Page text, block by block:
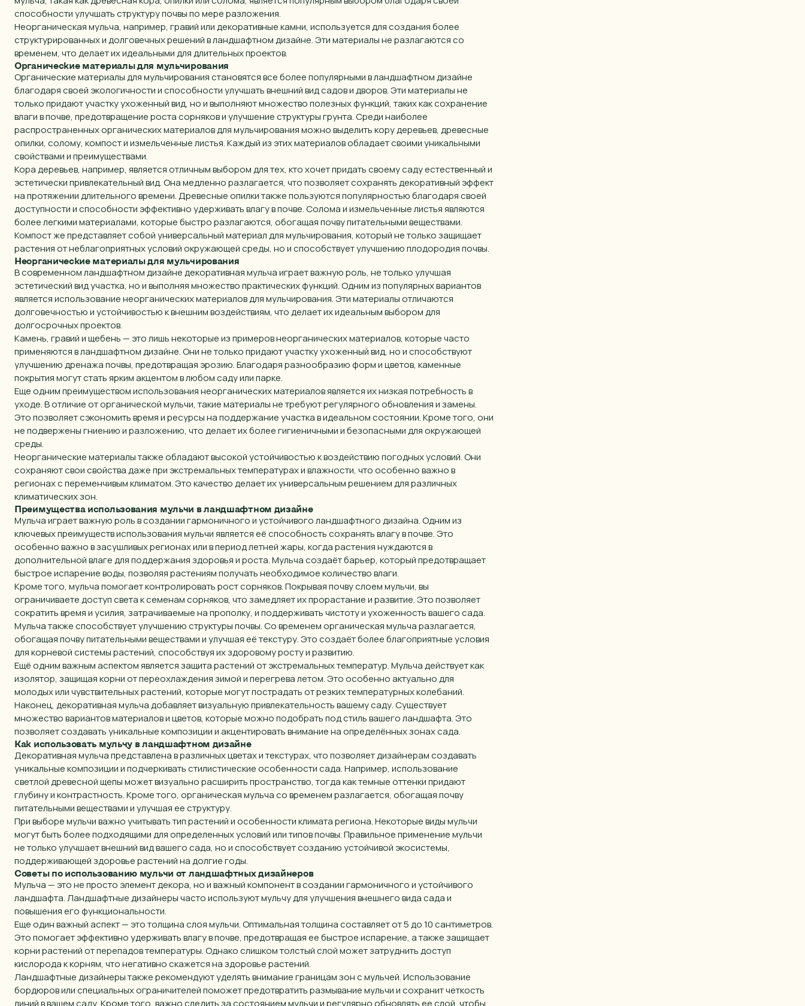
способности улучшать структуру почвы по мере разложения.
Неорганическая мульча, например, гравий или декоративные камни, используется для создания более
структурированных и долговечных решений в ландшафтном дизайне. Эти материалы не разлагаются со
временем, что делает их идеальными для длительных проектов.
Органические материалы для мульчирования
Органические материалы для мульчирования становятся все более популярными в ландшафтном дизайне
благодаря своей экологичности и способности улучшать внешний вид садов и дворов. Эти материалы не
только придают участку ухоженный вид, но и выполняют множество полезных функций, таких как сохранение
влаги в почве, предотвращение роста сорняков и улучшение структуры грунта. Среди наиболее
распространенных органических материалов для мульчирования можно выделить кору деревьев, древесные
опилки, солому, компост и измельченные листья. Каждый из этих материалов обладает своими уникальными
свойствами и преимуществами.
Кора деревьев, например, является отличным выбором для тех, кто хочет придать своему саду естественный и
эстетически привлекательный вид. Она медленно разлагается, что позволяет сохранять декоративный эффект
на протяжении длительного времени. Древесные опилки также пользуются популярностью благодаря своей
доступности и способности эффективно удерживать влагу в почве. Солома и измельченные листья являются
более легкими материалами, которые быстро разлагаются, обогащая почву питательными веществами.
Компост же представляет собой универсальный материал для мульчирования, который не только защищает
растения от неблагоприятных условий окружающей среды, но и способствует улучшению плодородия почвы.
Неорганические материалы для мульчирования
В современном ландшафтном дизайне декоративная мульча играет важную роль, не только улучшая
эстетический вид участка, но и выполняя множество практических функций. Одним из популярных вариантов
является использование неорганических материалов для мульчирования. Эти материалы отличаются
долговечностью и устойчивостью к внешним воздействиям, что делает их идеальным выбором для
долгосрочных проектов.
Камень, гравий и щебень — это лишь некоторые из примеров неорганических материалов, которые часто
применяются в ландшафтном дизайне. Они не только придают участку ухоженный вид, но и способствуют
улучшению дренажа почвы, предотвращая эрозию. Благодаря разнообразию форм и цветов, каменные
покрытия могут стать ярким акцентом в любом саду или парке.
Еще одним преимуществом использования неорганических материалов является их низкая потребность в
уходе. В отличие от органической мульчи, такие материалы не требуют регулярного обновления и замены.
Это позволяет сэкономить время и ресурсы на поддержание участка в идеальном состоянии. Кроме того, они
не подвержены гниению и разложению, что делает их более гигиеничными и безопасными для окружающей
среды.
Неорганические материалы также обладают высокой устойчивостью к воздействию погодных условий. Они
сохраняют свои свойства даже при экстремальных температурах и влажности, что особенно важно в
регионах с переменчивым климатом. Это качество делает их универсальным решением для различных
климатических зон.
Преимущества использования мульчи в ландшафтном дизайне
Мульча играет важную роль в создании гармоничного и устойчивого ландшафтного дизайна. Одним из
ключевых преимуществ использования мульчи является её способность сохранять влагу в почве. Это
особенно важно в засушливых регионах или в период летней жары, когда растения нуждаются в
дополнительной влаге для поддержания здоровья и роста. Мульча создаёт барьер, который предотвращает
быстрое испарение воды, позволяя растениям получать необходимое количество влаги.
Кроме того, мульча помогает контролировать рост сорняков. Покрывая почву слоем мульчи, вы
ограничиваете доступ света к семенам сорняков, что замедляет их прорастание и развитие. Это позволяет
сократить время и усилия, затрачиваемые на прополку, и поддерживать чистоту и ухоженность вашего сада.
Мульча также способствует улучшению структуры почвы. Со временем органическая мульча разлагается,
обогащая почву питательными веществами и улучшая её текстуру. Это создаёт более благоприятные условия
для корневой системы растений, способствуя их здоровому росту и развитию.
Ещё одним важным аспектом является защита растений от экстремальных температур. Мульча действует как
изолятор, защищая корни от переохлаждения зимой и перегрева летом. Это особенно актуально для
молодых или чувствительных растений, которые могут пострадать от резких температурных колебаний.
Наконец, декоративная мульча добавляет визуальную привлекательность вашему саду. Существует
множество вариантов материалов и цветов, которые можно подобрать под стиль вашего ландшафта. Это
позволяет создавать уникальные композиции и акцентировать внимание на определённых зонах сада.
Как использовать мульчу в ландшафтном дизайне
Декоративная мульча представлена в различных цветах и текстурах, что позволяет дизайнерам создавать
уникальные композиции и подчеркивать стилистические особенности сада. Например, использование
светлой древесной щепы может визуально расширить пространство, тогда как темные оттенки придают
глубину и контрастность. Кроме того, органическая мульча со временем разлагается, обогащая почву
питательными веществами и улучшая ее структуру.
При выборе мульчи важно учитывать тип растений и особенности климата региона. Некоторые виды мульчи
могут быть более подходящими для определенных условий или типов почвы. Правильное применение мульчи
не только улучшает внешний вид вашего сада, но и способствует созданию устойчивой экосистемы,
поддерживающей здоровье растений на долгие годы.
Советы по использованию мульчи от ландшафтных дизайнеров
Мульча — это не просто элемент декора, но и важный компонент в создании гармоничного и устойчивого
ландшафта. Ландшафтные дизайнеры часто используют мульчу для улучшения внешнего вида сада и
повышения его функциональности.
Еще один важный аспект — это толщина слоя мульчи. Оптимальная толщина составляет от 5 до 10 сантиметров.
Это помогает эффективно удерживать влагу в почве, предотвращая ее быстрое испарение, а также защищает
корни растений от перепадов температуры. Однако слишком толстый слой может затруднить доступ
кислорода к корням, что негативно скажется на здоровье растений.
Ландшафтные дизайнеры также рекомендуют уделять внимание границам зон с мульчей. Использование
бордюров или специальных ограничителей поможет предотвратить размывание мульчи и сохранит четкость
линий в вашем саду. Кроме того, важно следить за состоянием мульчи и регулярно обновлять ее слой, чтобы
Закрыть
Ваш город
Анапа
Барнаул
Батайск
Белгород
Брянск
Владивосток
Волгоград (Волжский)
Вологда
Воронеж
Воткинск
Екатеринбург
организацииИНН 55415577930
Отправить